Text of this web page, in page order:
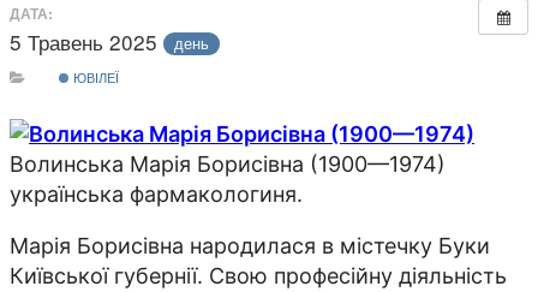
ДАТА:
5 Травень 2025 день
ЮВІЛЕЇ
Волинська Марія Борисівна (1900—1974)
українська фармакологиня.
Марія Борисівна народилася в містечку Буки
Київської губернії. Свою професійну діяльність